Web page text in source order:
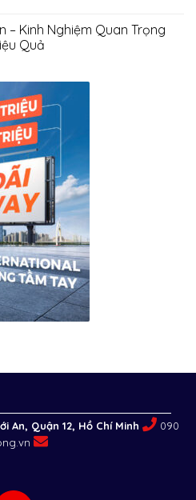
– Kinh Nghiệm Quan Trọng
Quả
An, Quận 12, Hồ Chí Minh
090